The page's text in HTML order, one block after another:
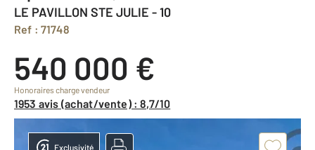
LE PAVILLON STE JULIE - 10
Ref : 71748
540 000 €
Honoraires charge vendeur
1953 avis (achat/vente) : 8,7/10
Exclusivité